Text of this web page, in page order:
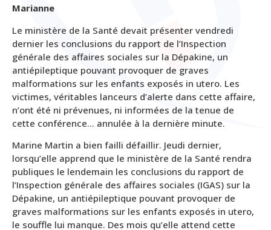
Marianne
Le ministère de la Santé devait présenter vendredi
dernier les conclusions du rapport de l’Inspection
générale des affaires sociales sur la Dépakine, un
antiépileptique pouvant provoquer de graves
malformations sur les enfants exposés in utero. Les
victimes, véritables lanceurs d’alerte dans cette affaire,
n’ont été ni prévenues, ni informées de la tenue de
cette conférence… annulée à la dernière minute.
Marine Martin a bien failli défaillir. Jeudi dernier,
lorsqu’elle apprend que le ministère de la Santé rendra
publiques le lendemain les conclusions du rapport de
l’Inspection générale des affaires sociales (IGAS) sur la
Dépakine, un antiépileptique pouvant provoquer de
graves malformations sur les enfants exposés in utero,
le souffle lui manque. Des mois qu’elle attend cette